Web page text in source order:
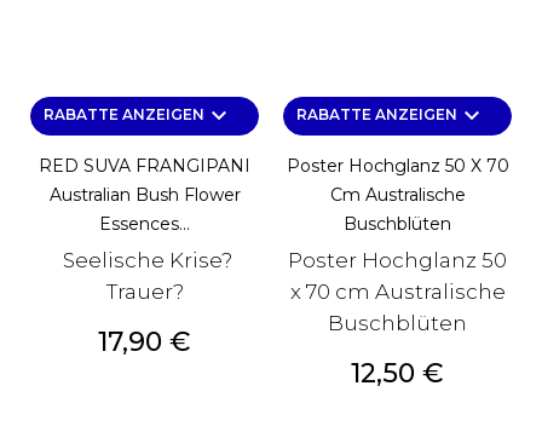
RABATTE ANZEIGEN keyboard_arrow_down
RED SUVA FRANGIPANI
Australian Bush Flower
Essences...
Seelische Krise?
Trauer?
Preis
17,90 €
RABATTE ANZEIGEN keyboard_arrow_down
Poster Hochglanz 50 X 70
Cm Australische
Buschblüten
Poster Hochglanz 50
x 70 cm Australische
Buschblüten
Preis
12,50 €